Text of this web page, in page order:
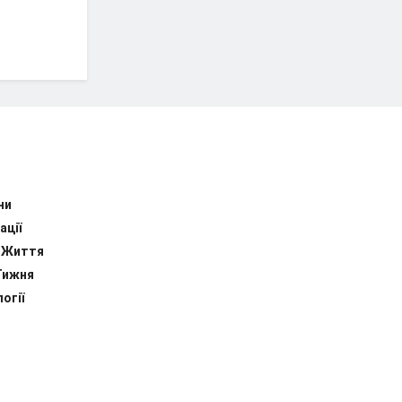
Життя